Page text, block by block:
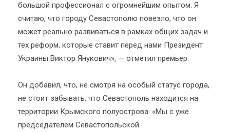
большой профессионал с огромнейшим опытом. Я
считаю, что городу Севастополю повезло, что он
может реально развиваться в рамках общих задач и
тех реформ, которые ставит перед нами Президент
Украины Виктор Янукович», — отметил премьер.
Он добавил, что, не смотря на особый статус города,
не стоит забывать, что Севастополь находится на
территории Крымского полуострова. «Мы с уже
председателем Севастопольской